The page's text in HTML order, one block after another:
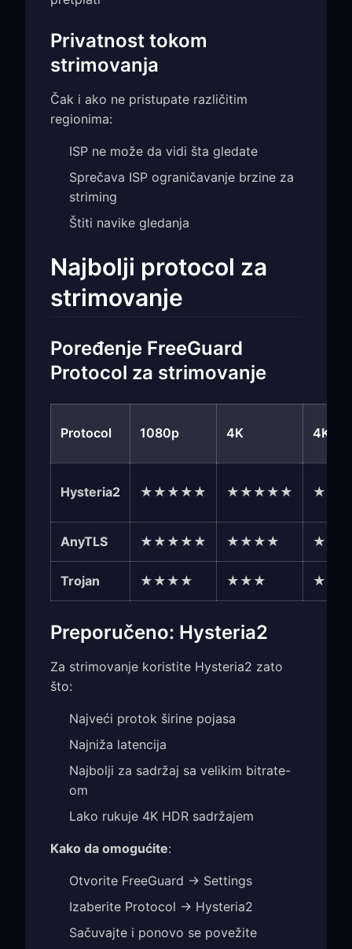
Privatnost tokom
strimovanja
Čak i ako ne pristupate različitim
regionima:
ISP ne može da vidi šta gledate
Sprečava ISP ograničavanje brzine za
striming
Štiti navike gledanja
Najbolji protocol za
strimovanje
Poređenje FreeGuard
Protocol za strimovanje
Protocol 1080p 4K 4K
Hysteria2 ★★★★★ ★★★★★
AnyTLS ★★★★★ ★★★★
Trojan ★★★★ ★★★ ★★★
Preporučeno: Hysteria2
Za strimovanje koristite Hysteria2 zato
što:
Najveći protok širine pojasa
Najniža latencija
Najbolji za sadržaj sa velikim bitrate-
om
Lako rukuje 4K HDR sadržajem
Kako da omogućite:
Otvorite FreeGuard → Settings
Izaberite Protocol → Hysteria2
Sačuvajte i ponovo se povežite